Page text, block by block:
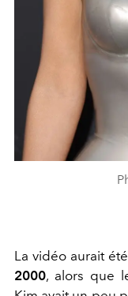
La vidéo aurait
2000, alors que